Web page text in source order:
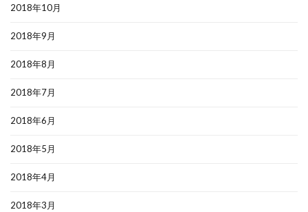
2018年10月
2018年9月
2018年8月
2018年7月
2018年6月
2018年5月
2018年4月
2018年3月